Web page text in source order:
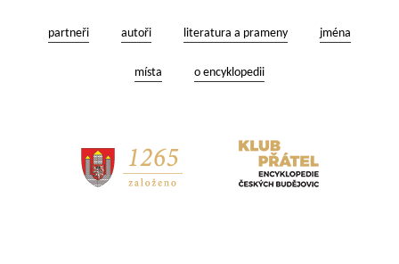
partneři autoři literatura a prameny jména
místa o encyklopedii